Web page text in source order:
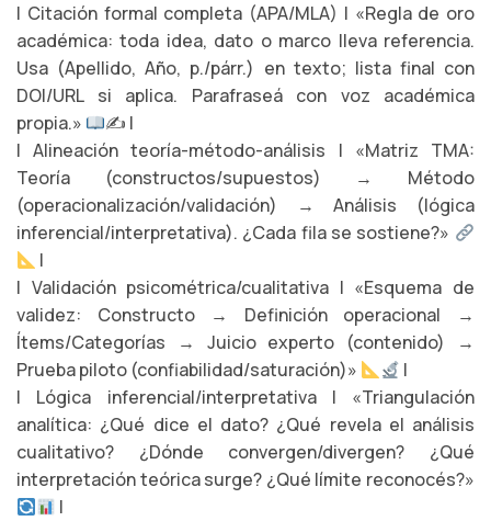
| Citación formal completa (APA/MLA) | «Regla de oro
académica: toda idea, dato o marco lleva referencia.
Usa (Apellido, Año, p./párr.) en texto; lista final con
DOI/URL si aplica. Parafraseá con voz académica
propia.»
✍ |
| Alineación teoría-método-análisis | «Matriz TMA:
Teoría (constructos/supuestos) → Método
(operacionalización/validación) → Análisis (lógica
inferencial/interpretativa). ¿Cada fila se sostiene?»
|
| Validación psicométrica/cualitativa | «Esquema de
validez: Constructo → Definición operacional →
Ítems/Categorías → Juicio experto (contenido) →
Prueba piloto (confiabilidad/saturación)»
|
| Lógica inferencial/interpretativa | «Triangulación
analítica: ¿Qué dice el dato? ¿Qué revela el análisis
cualitativo? ¿Dónde convergen/divergen? ¿Qué
interpretación teórica surge? ¿Qué límite reconocés?»
|